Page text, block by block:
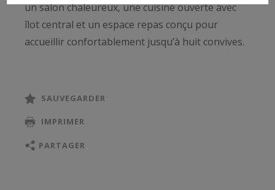
un salon chaleureux, une cuisine ouverte avec
îlot central et un espace repas conçu pour
accueillir confortablement jusqu’à huit convives.
offrir confort et intimité à chacun. Il se compose
d’une suite parentale avec salle de bain privative,
SAUVEGARDER
IMPRIMER
PARTAGER